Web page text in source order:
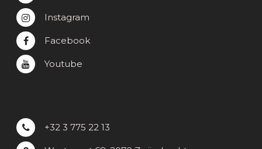
Instagram
Facebook
Youtube
+32 3 775 22 13